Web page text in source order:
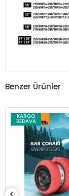
Benzer Ürünler
KARGO
BEDAVA